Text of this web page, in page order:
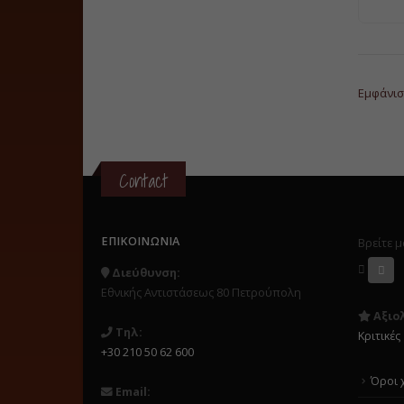
Contact
ΕΠΙΚΟΙΝΩΝΊΑ
Διεύθυνση:
Εθνικής Αντιστάσεως 80 Πετρούπολη
Τηλ:
+30 210 50 62 600
Email:
Βρείτε
Κριτικές
Όροι